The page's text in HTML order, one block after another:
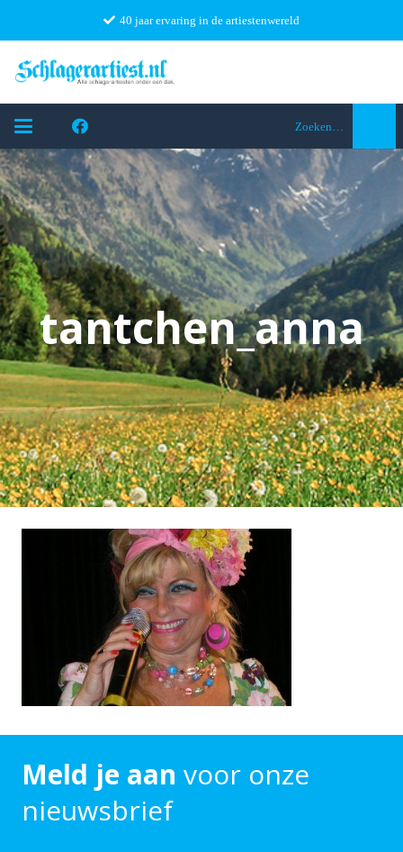
40 jaar ervaring in de artiestenwereld
Zoeken…
tantchen_anna
Meld je aan voor onze
nieuwsbrief